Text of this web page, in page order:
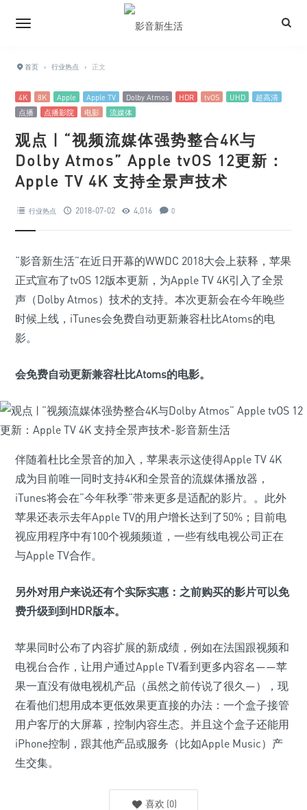
首页 › 行业热点 › 正文
4K 8K Apple Apple TV Dolby Atmos HDR tvOS UHD
超高清
点播
点播影院 电影 流媒体
观点 | “视频流媒体强势整合4K与
Dolby Atmos” Apple tvOS 12更新：
Apple TV 4K 支持全景声技术
行业热点 2018-07-02 4,016 0
“影音新生活”在近日开幕的WWDC 2018大会上获释，苹果
正式宣布了tvOS 12版本更新，为Apple TV 4K引入了全景
声（Dolby Atmos）技术的支持。本次更新会在今年晚些
时候上线，iTunes会免费自动更新兼容杜比Atoms的电
影。
会免费自动更新兼容杜比Atoms的电影。
伴随着杜比全景音的加入，苹果表示这使得Apple TV 4K
成为目前唯一同时支持4K和全景音的流媒体播放器，
iTunes将会在”今年秋季“带来更多是适配的影片。。此外
苹果还表示去年Apple TV的用户增长达到了50%；目前电
视应用程序中有100个视频频道，一些有线电视公司正在
与Apple TV合作。
另外对用户来说还有个实际实惠：之前购买的影片可以免
费升级到到HDR版本。
苹果同时公布了内容扩展的新成绩，例如在法国跟视频和
电视台合作，让用户通过Apple TV看到更多内容名——苹
果一直没有做电视机产品（虽然之前传说了很久—），现
在看他们想用成本更低效果更直接的办法：一个盒子接管
用户客厅的大屏幕，控制内容生态。并且这个盒子还能用
iPhone控制，跟其他产品或服务（比如Apple Music）产
生交集。
喜欢 (0)